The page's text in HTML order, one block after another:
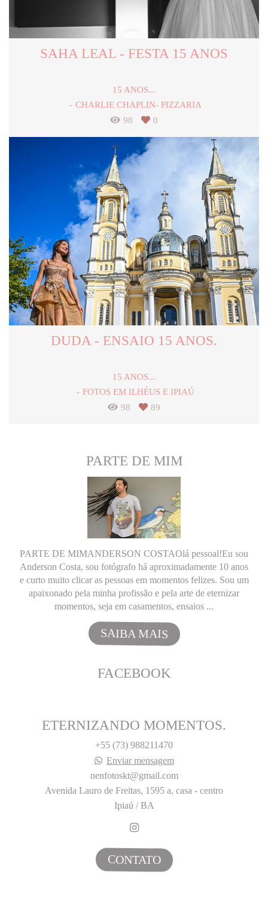
SAHA LEAL - FESTA 15 ANOS
15 ANOS...
CHARLIE CHAPLIN- PIZZARIA
98
0
DUDA - ENSAIO 15 ANOS.
15 ANOS...
FOTOS EM ILHÉUS E IPIAÚ
98
89
PARTE DE MIM
PARTE DE MIMANDERSON COSTAOlá pessoal!Eu sou
Anderson Costa, sou fotógrafo há aproximadamente 10 anos
e curto muito clicar as pessoas em momentos felizes. Sou um
apaixonado pela minha profissão e pela arte de eternizar
momentos, seja em casamentos, ensaios ...
SAIBA MAIS
FACEBOOK
ETERNIZANDO MOMENTOS.
+55 (73) 988211470
Enviar mensagem
nenfotoskt@gmail.com
Avenida Lauro de Freitas, 1595 a, casa - centro
Ipiaú / BA
CONTATO